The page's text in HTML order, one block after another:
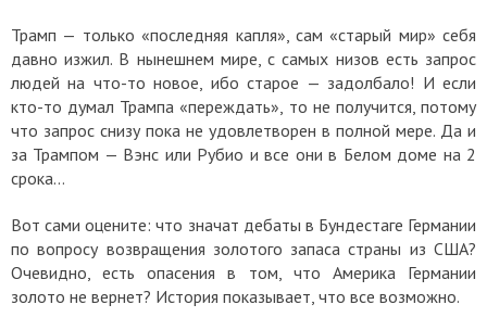
Трамп — только «последняя капля», сам «старый мир» себя
давно изжил. В нынешнем мире, с самых низов есть запрос
людей на что-то новое, ибо старое — задолбало! И если
кто-то думал Трампа «переждать», то не получится, потому
что запрос снизу пока не удовлетворен в полной мере. Да и
за Трампом — Вэнс или Рубио и все они в Белом доме на 2
срока…
Вот сами оцените: что значат дебаты в Бундестаге Германии
по вопросу возвращения золотого запаса страны из США?
Очевидно, есть опасения в том, что Америка Германии
золото не вернет? История показывает, что все возможно.